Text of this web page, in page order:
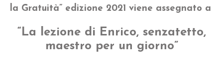
la Gratuità” edizione 2021 viene assegnato a
“La lezione di Enrico, senzatetto,
maestro per un giorno”